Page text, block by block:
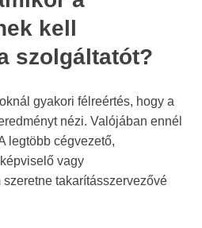
kell
szolgáltatót?
gyakori félreértés, hogy a
nézi. Valójában ennél
legtöbb cégvezető,
vagy
takarításszervezővé